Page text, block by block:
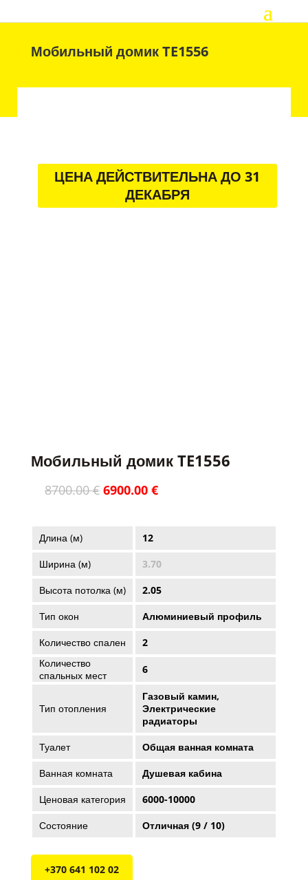
Мобильный домик TE1556
ЦЕНА ДЕЙСТВИТЕЛЬНА ДО 31
ДЕКАБРЯ
Мобильный домик TE1556
8700.00€ Первоначальная
8700.00 €.
6900.00 €Текущая
Длина (м)
12
Ширина (м)
3.70
Высота потолка (м)
2.05
Тип окон
Алюминиевый профиль
Количество спален
2
Количество
спальных мест
6
Тип отопления
Газовый камин,
Электрические
радиаторы
Туалет
Общая ванная комната
Ванная комната
Душевая кабина
Ценовая категория
6000-10000
Состояние
Отличная (9 / 10)
+370 641 102 02